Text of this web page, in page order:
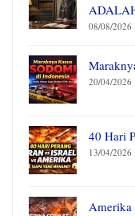
08/08/2026
20/04/2026
40 Hari
13/04/2026
Amerika